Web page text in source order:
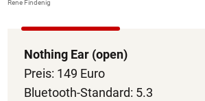
Rene Findenig
Nothing Ear (open)
Preis: 149 Euro
Bluetooth-Standard: 5.3